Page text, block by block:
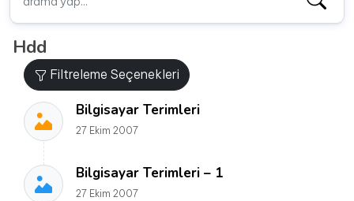
Hdd
Filtreleme Seçenekleri
Bilgisayar Terimleri
27 Ekim 2007
Bilgisayar Terimleri – 1
27 Ekim 2007